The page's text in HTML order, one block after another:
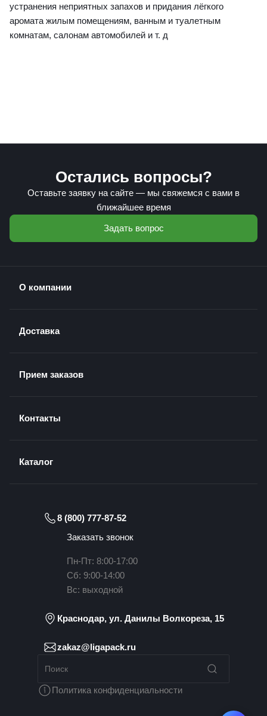
устранения неприятных запахов и придания лёгкого
аромата жилым помещениям, ванным и туалетным
комнатам, салонам автомобилей и т. д
Остались вопросы?
Оставьте заявку на сайте — мы свяжемся с вами в
ближайшее время
Задать вопрос
О компании
Доставка
Прием заказов
Контакты
Каталог
8 (800) 777-87-52
Заказать звонок
Пн-Пт: 8:00-17:00
Сб: 9:00-14:00
Вс: выходной
Краснодар, ул. Данилы Волкореза, 15
zakaz@ligapack.ru
Политика конфиденциальности